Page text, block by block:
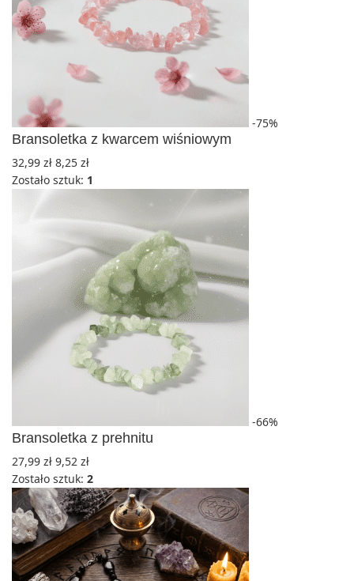
-75%
Bransoletka z kwarcem wiśniowym
32,99 zł 8,25 zł
Zostało sztuk: 1
-66%
Bransoletka z prehnitu
27,99 zł 9,52 zł
Zostało sztuk: 2